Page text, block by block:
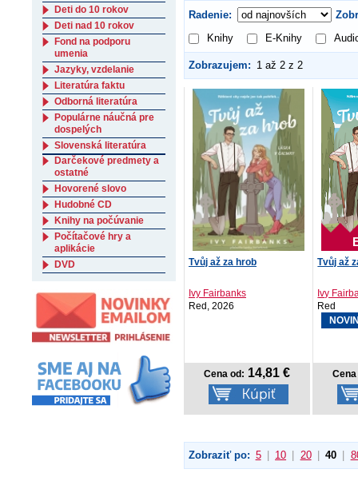
Radenie:
Knihy
E-Knihy
Zobrazujem: 1 až 2 z 2
Tvůj až za hrob
Ivy Fairbanks
Red, 2026
Cena od: 14,81 €
Tvůj až
Ivy
Red
Zobraziť po: 5 10 20 40
Deti do 10 rokov
Deti nad 10 rokov
Fond na podporu
umenia
Jazyky, vzdelanie
Literatúra faktu
Odborná literatúra
Populárne náučná pre
dospelých
Slovenská literatúra
Darčekové predmety a
ostatné
Hovorené slovo
Hudobné CD
Knihy na počúvanie
Počítačové hry a
aplikácie
DVD